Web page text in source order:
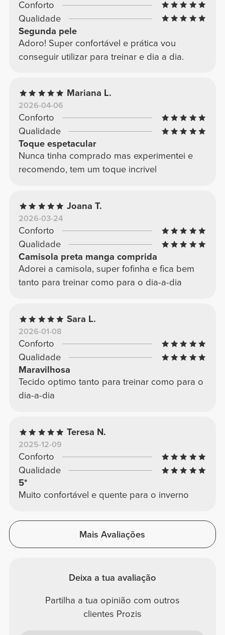
Conforto
Qualidade
Segunda pele
Adoro! Super confortável e prática vou
conseguir utilizar para treinar e dia a dia.
Mariana L.
2026-04-06
Conforto
Qualidade
Toque espetacular
Nunca tinha comprado mas experimentei e
recomendo, tem um toque incrivel
Joana T.
2026-03-24
Conforto
Qualidade
Camisola preta manga comprida
Adorei a camisola, super fofinha e fica bem
tanto para treinar como para o dia-a-dia
Sara L.
2026-01-08
Conforto
Qualidade
Maravilhosa
Tecido optimo tanto para treinar como para o
dia-a-dia
Teresa N.
2025-12-09
Conforto
Qualidade
5*
Muito confortável e quente para o inverno
Mais Avaliações
Deixa a tua avaliação
Partilha a tua opinião com outros
clientes Prozis